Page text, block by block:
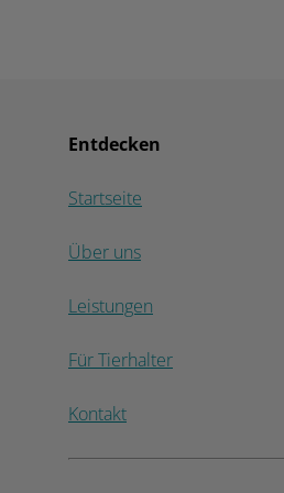
Entdecken
Startseite
Über uns
Leistungen
Für Tierhalter
Kontakt